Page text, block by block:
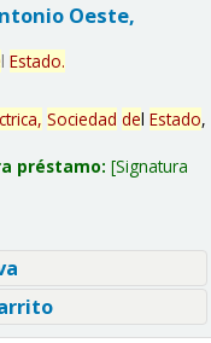
Oeste,
l Estado.
Sociedad del Estado,
préstamo: Signatura